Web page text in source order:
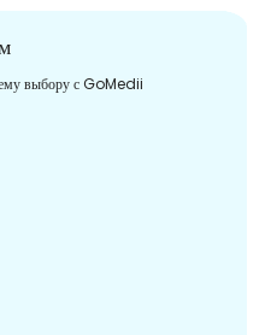
выбору с GoMedii